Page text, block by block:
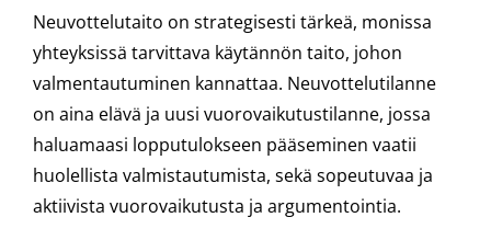
Neuvottelutaito on strategisesti tärkeä, monissa
yhteyksissä tarvittava käytännön taito, johon
valmentautuminen kannattaa. Neuvottelutilanne
on aina elävä ja uusi vuorovaikutustilanne, jossa
haluamaasi lopputulokseen pääseminen vaatii
huolellista valmistautumista, sekä sopeutuvaa ja
aktiivista vuorovaikutusta ja argumentointia.